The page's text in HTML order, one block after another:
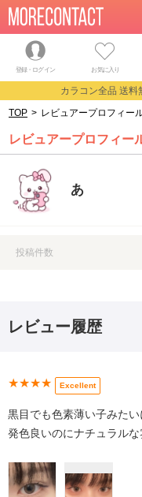
登録・ログイン お気に入り
カラコン全品 送料
TOP > レビュアープロフィー
レビュアープロフィー
あ
投稿件数
レビュー履歴
★★★★ Excellent
黒目でも色素薄い子みた
発色良いのにナチュラル